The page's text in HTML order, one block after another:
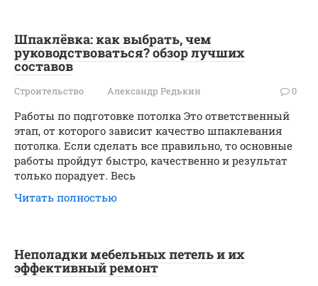
Шпаклёвка: как выбрать, чем
руководствоваться? обзор лучших
составов
Строительство Александр Редькин 0
Работы по подготовке потолка Это ответственный
этап, от которого зависит качество шпаклевания
потолка. Если сделать все правильно, то основные
работы пройдут быстро, качественно и результат
только порадует. Весь
Читать полностью
Неполадки мебельных петель и их
эффективный ремонт